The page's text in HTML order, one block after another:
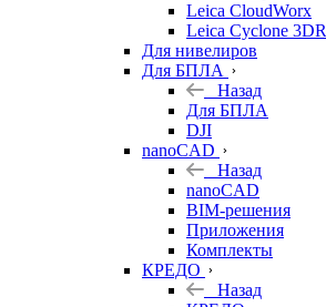
Leica CloudWorx
Leica Cyclone 3DR
Для нивелиров
Для БПЛА
Назад
Для БПЛА
DJI
nanoCAD
Назад
nanoCAD
BIM-решения
Приложения
Комплекты
КРЕДО
Назад